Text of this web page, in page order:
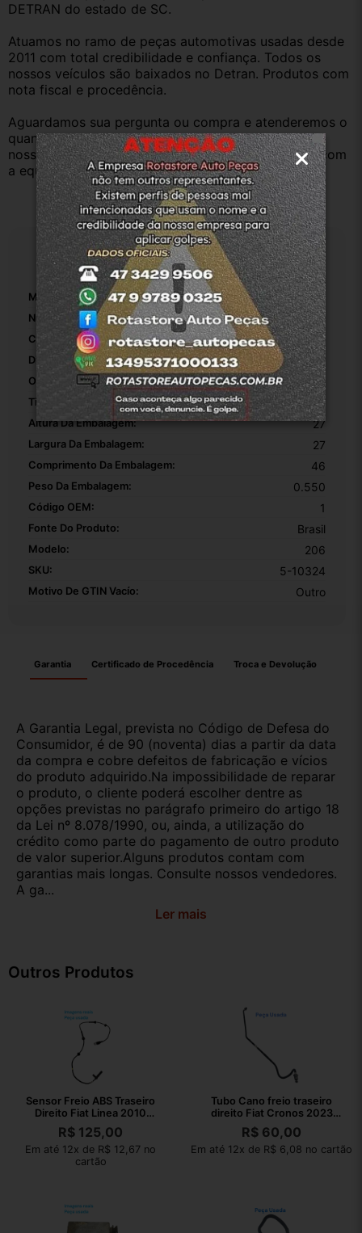
DETRAN do estado de SC.
Atuamos no ramo de peças automotivas usadas desde
2011 com total credibilidade e confiança. Todos os
nossos veículos são baixados no Detran. Produtos com
nota fiscal e procedência.
Aguardamos sua pergunta ou compra e atenderemos o
quanto antes. Aceitamos retirada dos produtos em
nossa loja física também, basta entrar em contato com
a equipe Rotasul e tiramos suas dúvidas.
Especificações
Marca: Peugeot
Número De Peça: 1
Comprimento: 42
Diâmetro Da Rosca: 1
Origem: Rotausljoinville
Tipo De Veículo: Carro/Caminhonete
Altura Da Embalagem: 27
Largura Da Embalagem: 27
Comprimento Da Embalagem: 46
Peso Da Embalagem: 0.550
Código OEM: 1
Fonte Do Produto: Brasil
Modelo: 206
SKU: 5-10324
Motivo De GTIN Vacío: Outro
Garantia Certificado de Procedência Troca e Devolução
A Garantia Legal, prevista no Código de Defesa do
Consumidor, é de 90 (noventa) dias a partir da data
da compra e cobre defeitos de fabricação e vícios
do produto adquirido.Na impossibilidade de reparar
o produto, o cliente poderá escolher dentre as
opções previstas no parágrafo primeiro do artigo 18
da Lei nº 8.078/1990, ou, ainda, a utilização do
crédito como parte do pagamento de outro produto
de valor superior.Alguns produtos contam com
garantias mais longas. Consulte nossos vendedores.
A ga...
Ler mais
Outros Produtos
Sensor Freio ABS Traseiro
Direito Fiat Linea 2010
51790014
R$ 125,00
Em até 12x de R$ 12,67 no
cartão
Tubo Cano freio traseiro
direito Fiat Cronos 2023
800005882
R$ 60,00
Em até 12x de R$ 6,08 no cartão